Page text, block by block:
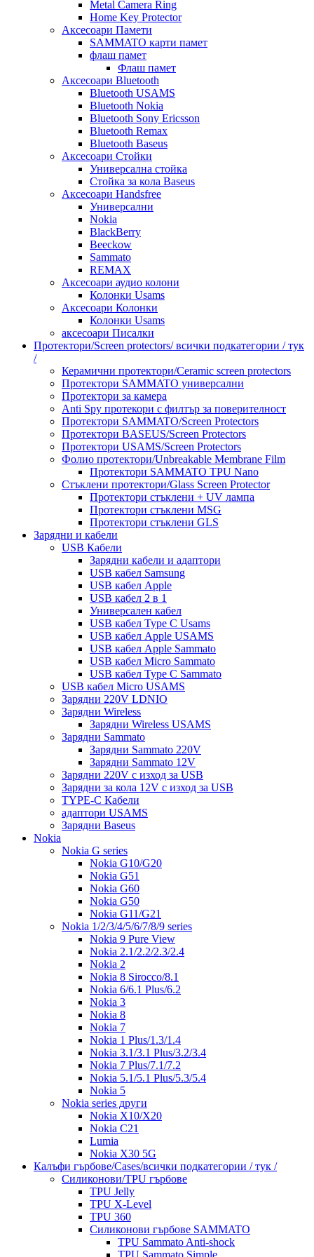
Metal Camera Ring
Home Key Protector
Аксесоари Памети
SAMMATO карти памет
флаш памет
Флаш памет
Аксесоари Bluetooth
Bluetooth USAMS
Bluetooth Nokia
Bluetooth Sony Ericsson
Bluetooth Remax
Bluetooth Baseus
Аксесоари Стойки
Универсална стойка
Стойка за кола Baseus
Аксесоари Handsfree
Универсални
Nokia
BlackBerry
Beeckow
Sammato
REMAX
Аксесоари аудио колони
Колонки Usams
Аксесоари Колонки
Колонки Usams
аксесоари Писалки
Протектори/Screen protectors/ всички подкатегории / тук
/
Керамични протектори/Ceramic screen protectors
Протектори SAMMATO универсални
Протектори за камера
Anti Spy протекори с филтър за поверителност
Протектори SAMMATO/Screen Protectors
Протектори BASEUS/Screen Protectors
Протектори USAMS/Screen Protectors
Фолио протектори/Unbreakable Membrane Film
Протектори SAMMATO TPU Nano
Стъклени протектори/Glass Screen Protector
Протектори стъклени + UV лампа
Протектори стъклени MSG
Протектори стъклени GLS
Зарядни и кабели
USB Кабели
Зарядни кабели и адаптори
USB кабел Samsung
USB кабел Apple
USB кабел 2 в 1
Универсален кабел
USB кабел Type C Usams
USB кабел Apple USAMS
USB кабел Apple Sammato
USB кабел Micro Sammato
USB кабел Type C Sammato
USB кабел Micro USAMS
Зарядни 220V LDNIO
Зарядни Wireless
Зарядни Wireless USAMS
Зарядни Sammato
Зарядни Sammato 220V
Зарядни Sammato 12V
Зарядни 220V с изход за USB
Зарядни за кола 12V с изход за USB
TYPE-C Кабели
адаптори USAMS
Зарядни Baseus
Nokia
Nokia G series
Nokia G10/G20
Nokia G51
Nokia G60
Nokia G50
Nokia G11/G21
Nokia 1/2/3/4/5/6/7/8/9 series
Nokia 9 Pure View
Nokia 2.1/2.2/2.3/2.4
Nokia 2
Nokia 8 Sirocco/8.1
Nokia 6/6.1 Plus/6.2
Nokia 3
Nokia 8
Nokia 7
Nokia 1 Plus/1.3/1.4
Nokia 3.1/3.1 Plus/3.2/3.4
Nokia 7 Plus/7.1/7.2
Nokia 5.1/5.1 Plus/5.3/5.4
Nokia 5
Nokia series други
Nokia X10/X20
Nokia C21
Lumia
Nokia X30 5G
Калъфи гърбове/Cases/всички подкатегории / тук /
Силиконови/TPU гърбове
TPU Jelly
TPU X-Level
TPU 360
Силиконови гърбове SAMMATO
TPU Sammato Anti-shock
TPU Sammato Simple